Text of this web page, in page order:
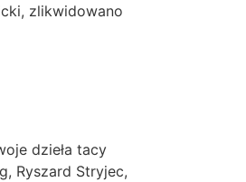
zlikwidowano
dzieła tacy
Ryszard Stryjec,